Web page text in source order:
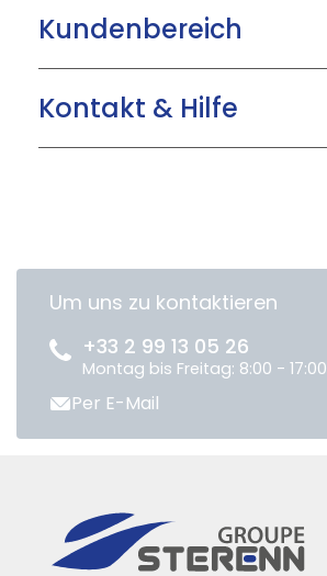
Kundenbereich
Kontakt & Hilfe
Um uns zu kontaktieren
+33 2 99 13 05 26
Montag bis Freitag: 8:00 - 17:00
Per E-Mail